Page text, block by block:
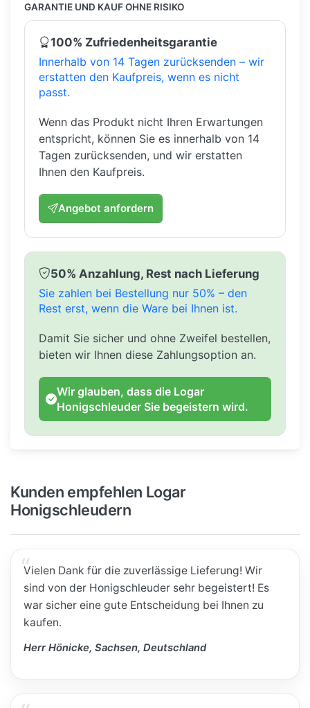
GARANTIE UND KAUF OHNE RISIKO
100% Zufriedenheitsgarantie
Innerhalb von 14 Tagen zurücksenden – wir
erstatten den Kaufpreis, wenn es nicht
passt.
Wenn das Produkt nicht Ihren Erwartungen
entspricht, können Sie es innerhalb von 14
Tagen zurücksenden, und wir erstatten
Ihnen den Kaufpreis.
Angebot anfordern
50% Anzahlung, Rest nach Lieferung
Sie zahlen bei Bestellung nur 50% – den
Rest erst, wenn die Ware bei Ihnen ist.
Damit Sie sicher und ohne Zweifel bestellen,
bieten wir Ihnen diese Zahlungsoption an.
Wir glauben, dass die Logar
Honigschleuder Sie begeistern wird.
Kunden empfehlen Logar
Honigschleudern
Vielen Dank für die zuverlässige Lieferung! Wir
sind von der Honigschleuder sehr begeistert! Es
war sicher eine gute Entscheidung bei Ihnen zu
kaufen.
Herr Hönicke, Sachsen, Deutschland